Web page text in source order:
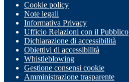
Cookie policy
Note legali
Informativa Privacy
Ufficio Relazioni con il Pubblico
Dichiarazione di accessibilità
Obiettivi di accessibilità
Whistleblowing
Gestione consensi cookie
Amministrazione trasparente